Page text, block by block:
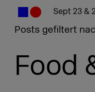
Sept 23 &
Posts gefiltert
Food